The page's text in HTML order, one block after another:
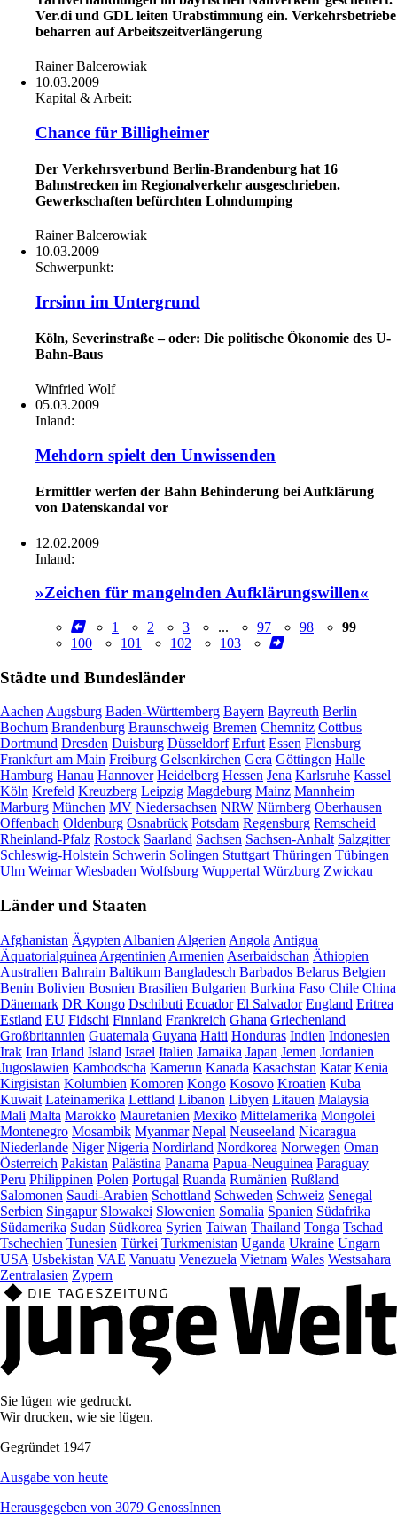
Ver.di und GDL leiten Urabstimmung ein. Verkehrsbetriebe
beharren auf Arbeitszeitverlängerung
Rainer Balcerowiak
10.03.2009
Kapital & Arbeit:
Chance für Billigheimer
Der Verkehrsverbund Berlin-Brandenburg hat 16
Bahnstrecken im Regionalverkehr ausgeschrieben.
Gewerkschaften befürchten Lohndumping
Rainer Balcerowiak
10.03.2009
Schwerpunkt:
Irrsinn im Untergrund
Köln, Severinstraße – oder: Die politische Ökonomie des U-
Bahn-Baus
Winfried Wolf
05.03.2009
Inland:
Mehdorn spielt den Unwissenden
Ermittler werfen der Bahn Behinderung bei Aufklärung
von Datenskandal vor
12.02.2009
Inland:
»Zeichen für mangelnden Aufklärungswillen«
1 2 3 ... 97 98
99
100
101 102 103
Städte und Bundesländer
AachenAugsburg Baden-Württemberg Bayern Bayreuth Berlin
Bochum Brandenburg Braunschweig Bremen Chemnitz Cottbus
Dortmund Dresden Duisburg Düsseldorf Erfurt Essen Flensburg
Frankfurt am Main Freiburg Gelsenkirchen Gera Göttingen Halle
Hamburg Hanau Hannover Heidelberg Hessen Jena Karlsruhe Kassel
Köln Krefeld Kreuzberg Leipzig Magdeburg Mainz Mannheim
Marburg München MV Niedersachsen NRW Nürnberg Oberhausen
Offenbach Oldenburg Osnabrück Potsdam Regensburg Remscheid
Rheinland-Pfalz Rostock Saarland Sachsen Sachsen-Anhalt Salzgitter
Schleswig-Holstein Schwerin Solingen Stuttgart Thüringen Tübingen
Ulm Weimar Wiesbaden Wolfsburg Wuppertal Würzburg Zwickau
Länder und Staaten
Afghanistan Ägypten Albanien Algerien Angola Antigua
Äquatorialguinea Argentinien Armenien Aserbaidschan Äthiopien
Australien Bahrain Baltikum Bangladesch Barbados Belarus Belgien
Benin Bolivien Bosnien Brasilien Bulgarien Burkina Faso Chile China
Dänemark DR Kongo Dschibuti Ecuador El Salvador England Eritrea
Estland EU Fidschi Finnland Frankreich Ghana Griechenland
Großbritannien Guatemala Guyana Haiti Honduras Indien Indonesien
Irak Iran Irland Island Israel Italien Jamaika Japan Jemen Jordanien
Jugoslawien Kambodscha Kamerun Kanada Kasachstan Katar Kenia
Kirgisistan Kolumbien Komoren Kongo Kosovo Kroatien Kuba
Kuwait Lateinamerika Lettland Libanon Libyen Litauen Malaysia
Mali Malta Marokko Mauretanien Mexiko Mittelamerika Mongolei
Montenegro Mosambik Myanmar Nepal Neuseeland Nicaragua
Niederlande Niger Nigeria Nordirland Nordkorea Norwegen Oman
Österreich Pakistan Palästina Panama Papua-Neuguinea Paraguay
Peru Philippinen Polen Portugal Ruanda Rumänien Rußland
Salomonen Saudi-Arabien Schottland Schweden Schweiz Senegal
Serbien Singapur Slowakei Slowenien Somalia Spanien Südafrika
Südamerika Sudan Südkorea Syrien Taiwan Thailand Tonga Tschad
Tschechien Tunesien Türkei Turkmenistan Uganda Ukraine Ungarn
USA Usbekistan VAE Vanuatu Venezuela Vietnam Wales Westsahara
Zentralasien Zypern
Sie lügen wie gedruckt.
Wir drucken, wie sie lügen.
Gegründet 1947
Ausgabe von heute
Herausgegeben von 3079 GenossInnen